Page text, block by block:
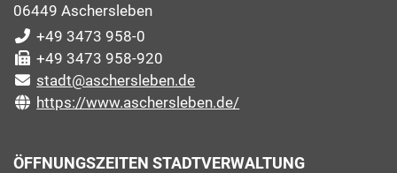
06449 Aschersleben
+49 3473 958-0
+49 3473 958-920
stadt@aschersleben.de
https://www.aschersleben.de/
ÖFFNUNGSZEITEN STADTVERWALTUNG